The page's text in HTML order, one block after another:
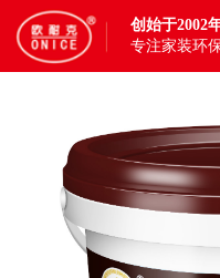
创始于2002
专注家装环